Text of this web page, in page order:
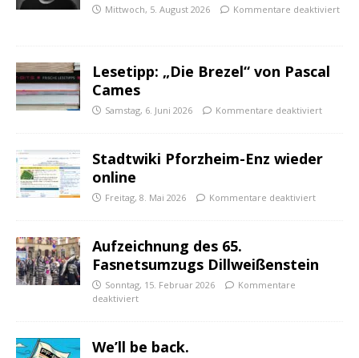
Mittwoch, 5. August 2026 Kommentare deaktiviert
Lesetipp: „Die Brezel“ von Pascal
Cames
Samstag, 6. Juni 2026 Kommentare deaktiviert
Stadtwiki Pforzheim-Enz wieder
online
Freitag, 8. Mai 2026 Kommentare deaktiviert
Aufzeichnung des 65.
Fasnetsumzugs Dillweißenstein
Sonntag, 15. Februar 2026
Kommentare
deaktiviert
We’ll be back.